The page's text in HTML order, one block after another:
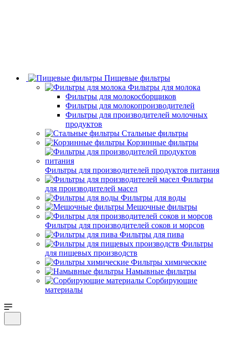
Пищевые фильтры
Фильтры для молока
Фильтры для молокосборщиков
Фильтры для молокопроизводителей
Фильтры для производителей молочных
продуктов
Стальные фильтры
Корзинные фильтры
Фильтры для производителей продуктов питания
Фильтры
для производителей масел
Фильтры для воды
Мешочные фильтры
Фильтры для производителей соков и морсов
Фильтры для пива
Фильтры
для пищевых производств
Фильтры химические
Намывные фильтры
Сорбирующие
материалы